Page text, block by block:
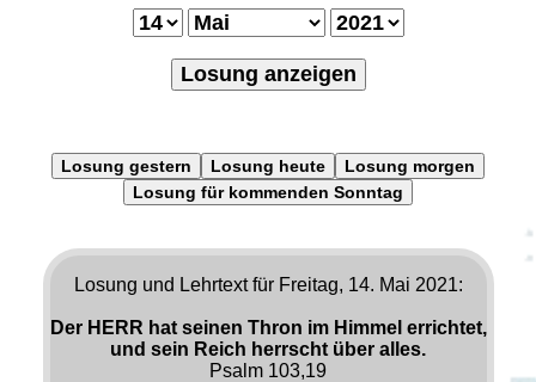
Losung anzeigen
Losung gestern Losung heute
Losung morgen
Losung für kommenden Sonntag
Losung und Lehrtext für Freitag, 14. Mai 2021:
Der HERR hat seinen Thron im Himmel errichtet,
und sein Reich herrscht über alles.
Psalm 103,19